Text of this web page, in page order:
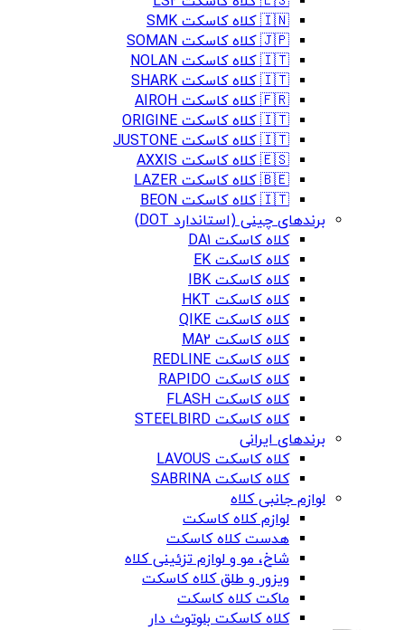
🇮🇳 کلاه کاسکت SMK
🇯🇵 کلاه کاسکت SOMAN
🇮🇹 کلاه کاسکت NOLAN
🇮🇹 کلاه کاسکت SHARK
🇫🇷 کلاه کاسکت AIROH
🇮🇹 کلاه کاسکت ORIGINE
🇮🇹 کلاه کاسکت JUSTONE
🇪🇸 کلاه کاسکت AXXIS
🇧🇪 کلاه کاسکت LAZER
🇮🇹 کلاه کاسکت BEON
برندهای چینی (استاندارد DOT)
کلاه کاسکت DA1
کلاه کاسکت EK
کلاه کاسکت IBK
کلاه کاسکت HKT
کلاه کاسکت QIKE
کلاه کاسکت MA2
کلاه کاسکت REDLINE
کلاه کاسکت RAPIDO
کلاه کاسکت FLASH
کلاه کاسکت STEELBIRD
برندهای ایرانی
کلاه کاسکت LAVOUS
کلاه کاسکت SABRINA
لوازم جانبی کلاه
لوازم کلاه کاسکت
هدست کلاه کاسکت
شاخ، مو و لوازم تزئینی کلاه
ویزور و طلق کلاه کاسکت
ماکت کلاه کاسکت
کلاه کاسکت بلوتوث دار